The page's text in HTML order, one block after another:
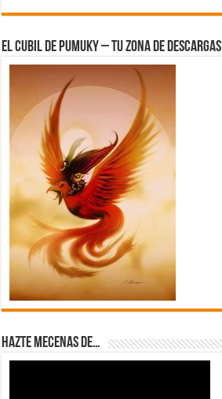
El Cubil de Pumuky – Tu zona de Descargas
Hazte Mecenas de…